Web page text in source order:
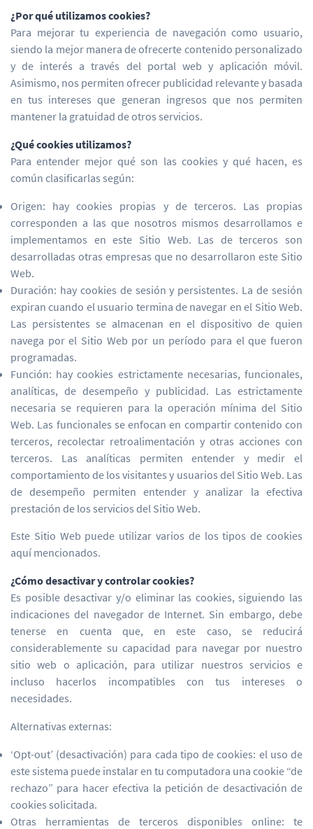
¿Por qué utilizamos cookies?
Para mejorar tu experiencia de navegación como usuario,
siendo la mejor manera de ofrecerte contenido personalizado
y de interés a través del portal web y aplicación móvil.
Asimismo, nos permiten ofrecer publicidad relevante y basada
en tus intereses que generan ingresos que nos permiten
mantener la gratuidad de otros servicios.
¿Qué cookies utilizamos?
Para entender mejor qué son las cookies y qué hacen, es
común clasificarlas según:
Origen: hay cookies propias y de terceros. Las propias
corresponden a las que nosotros mismos desarrollamos e
implementamos en este Sitio Web. Las de terceros son
desarrolladas otras empresas que no desarrollaron este Sitio
Web.
Duración: hay cookies de sesión y persistentes. La de sesión
expiran cuando el usuario termina de navegar en el Sitio Web.
Las persistentes se almacenan en el dispositivo de quien
navega por el Sitio Web por un período para el que fueron
programadas.
Función: hay cookies estrictamente necesarias, funcionales,
analíticas, de desempeño y publicidad. Las estrictamente
necesaria se requieren para la operación mínima del Sitio
Web. Las funcionales se enfocan en compartir contenido con
terceros, recolectar retroalimentación y otras acciones con
terceros. Las analíticas permiten entender y medir el
comportamiento de los visitantes y usuarios del Sitio Web. Las
de desempeño permiten entender y analizar la efectiva
prestación de los servicios del Sitio Web.
Este Sitio Web puede utilizar varios de los tipos de cookies
aquí mencionados.
¿Cómo desactivar y controlar cookies?
Es posible desactivar y/o eliminar las cookies, siguiendo las
indicaciones del navegador de Internet. Sin embargo, debe
tenerse en cuenta que, en este caso, se reducirá
considerablemente su capacidad para navegar por nuestro
sitio web o aplicación, para utilizar nuestros servicios e
incluso hacerlos incompatibles con tus intereses o
necesidades.
Alternativas externas:
‘Opt-out’ (desactivación) para cada tipo de cookies: el uso de
este sistema puede instalar en tu computadora una cookie “de
rechazo” para hacer efectiva la petición de desactivación de
cookies solicitada.
Otras herramientas de terceros disponibles online: te